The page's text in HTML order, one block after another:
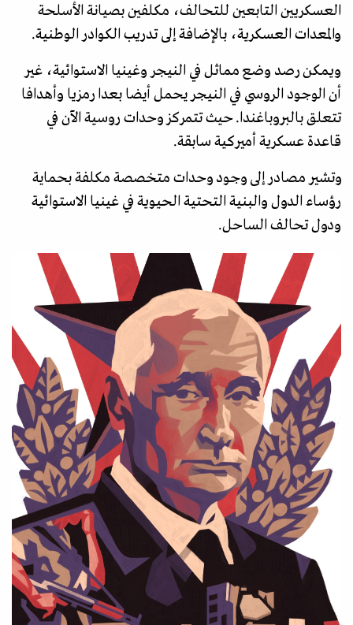
العسكريين التابعين للتحالف، مكلفين بصيانة الأسلحة
والمعدات العسكرية، بالإضافة إلى تدريب الكوادر الوطنية.
ويمكن رصد وضع مماثل في النيجر وغينيا الاستوائية، غير
أن الوجود الروسي في النيجر يحمل أيضا بعدا رمزيا وأهدافا
تتعلق بالبروباغندا. حيث تتمركز وحدات روسية الآن في
قاعدة عسكرية أميركية سابقة.
وتشير مصادر إلى وجود وحدات متخصصة مكلفة بحماية
رؤساء الدول والبنية التحتية الحيوية في غينيا الاستوائية
ودول تحالف الساحل.